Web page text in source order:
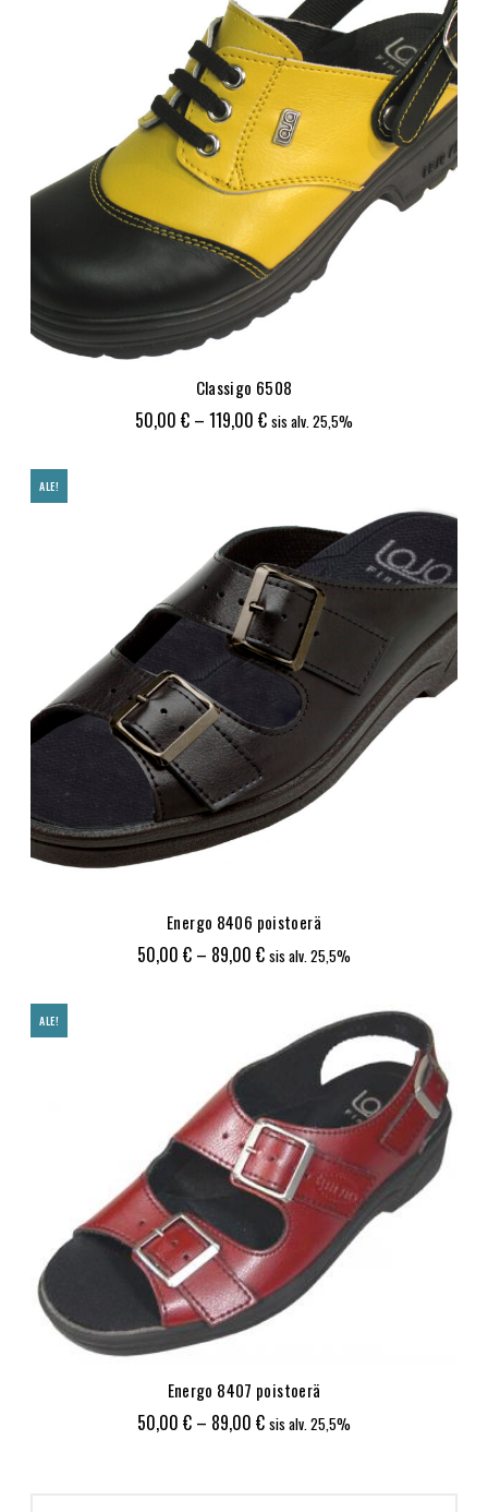
Classigo 6508
50,00 € – 119,00 €Hintaluokka:
sis alv. 25,5%
ALE!
Energo 8406 poistoerä
50,00 € – 89,00 €Hintaluokka:
89,00 €
sis alv. 25,5%
ALE!
Energo 8407 poistoerä
50,00 € – 89,00 €Hintaluokka:
sis alv. 25,5%